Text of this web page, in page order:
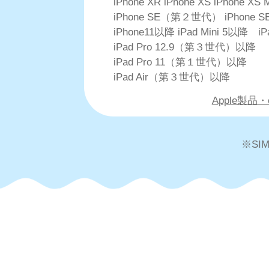
iPhone SE（第２世代） iPhone
iPhone11以降 iPad Mini 5以降
iPad Pro 12.9（第３世代）以降
iPad Pro 11（第１世代）以降
iPad Air（第３世代）以降
Apple製品
※SIM